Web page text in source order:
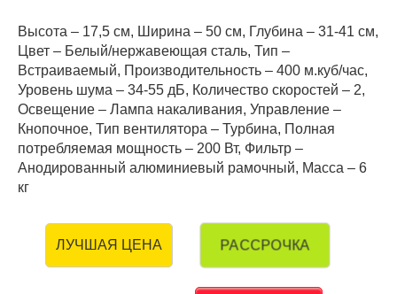
Высота – 17,5 см, Ширина – 50 см, Глубина – 31-41 см,
Цвет – Белый/нержавеющая сталь, Тип –
Встраиваемый, Производительность – 400 м.куб/час,
Уровень шума – 34-55 дБ, Количество скоростей – 2,
Освещение – Лампа накаливания, Управление –
Кнопочное, Тип вентилятора – Турбина, Полная
потребляемая мощность – 200 Вт, Фильтр –
Анодированный алюминиевый рамочный, Масса – 6
кг
ЛУЧШАЯ ЦЕНА РАССРОЧКА